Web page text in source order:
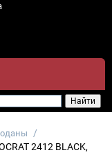
/
2412 BLACK,